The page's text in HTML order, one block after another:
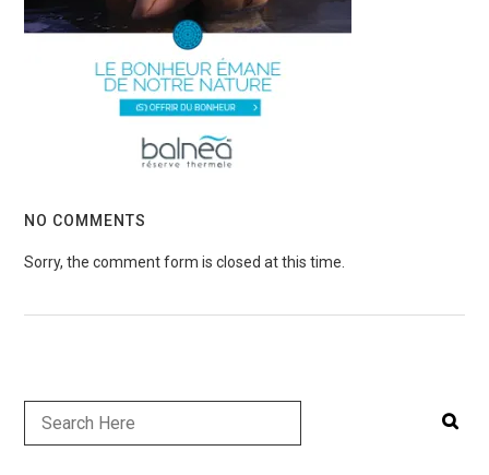
NO COMMENTS
Sorry, the comment form is closed at this time.